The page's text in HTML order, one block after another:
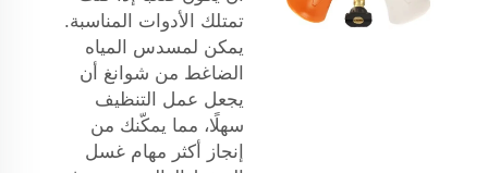
تمتلك الأدوات المناسبة.
يمكن لمسدس المياه
الضاغط من شوانغ أن
يجعل عمل التنظيف
سهلًا، مما يمكّنك من
إنجاز أكثر مهام غسل